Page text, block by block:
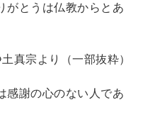
がとうは仏教からとあ
真宗より（一部抜粋）
感謝の心のない人であ